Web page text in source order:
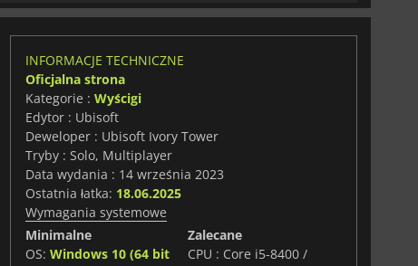
ukształtowanie terenu i wyzwania związane z
podczas eksploracji wyspy.
wachlarz aktywności dostosowanych do każdego
nową strukturę składającą się z krótkich,
pozwalają graczom zanurzyć się w konkretnych kulturach
zawiera wyselekcjonowane wyścigi, wyzwania i
wokół takich tematów, jak japońskie wyścigi uliczne,
pojazdy wyczynowe, klasyczne i zabytkowe samochody
Ukończenie tych playlist nie tylko zapewnia
także odblokowuje ekskluzywne nagrody, pojazdy i
rozbudowana. Gracze mogą budować i personalizować
600 licencjonowanych pojazdów, obejmujących
INFORMACJE TECHNICZNE
Oficjalna strona
Kategorie : Wyścigi
Edytor : Ubisoft
Deweloper : Ubisoft Ivory Tower
Tryby : Solo, Multiplayer
Data wydania : 14 września 2023
Ostatnia łatka: 18.06.2025
Wymagania systemowe
Minimalne
OS: Windows 10 (64 bit
Zalecane
CPU : Core i5-8400 /